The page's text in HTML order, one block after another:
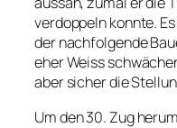
verdoppeln konnte.
der nachfolgende
eher Weiss
aber sicher die
Um den 30. Zug